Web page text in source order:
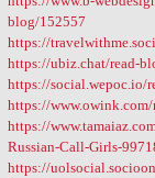
blog/152557
https://
https://ubiz.chat/read-
https://social.wepoc.io/
https://
https://
Russian-Call-Girls-
https://